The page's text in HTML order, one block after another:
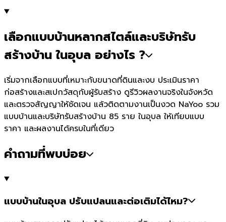
เลือกแบบบ้านหลากสไตล์และบริษัทรับ
สร้างบ้าน ในอุบล อย่างไร ?
เริ่มจากเลือกแบบที่เหมาะกับขนาดที่ดินและงบ ประเมินราคา
ก่อสร้างและสเปกวัสดุกับผู้รับสร้าง ดูรีวิวผลงานจริงในจังหวัด
และตรวจสัญญาให้ชัดเจน แล้วติดตามงานเป็นงวด NaYoo รวม
แบบบ้านและบริษัทรับสร้างบ้าน 85 ราย ในอุบล ให้เทียบแบบ
ราคา และผลงานได้ครบในที่เดียว
คำถามที่พบบ่อย
แบบบ้านในอุบล ปรับแปลนและต่อเติมได้ไหม?